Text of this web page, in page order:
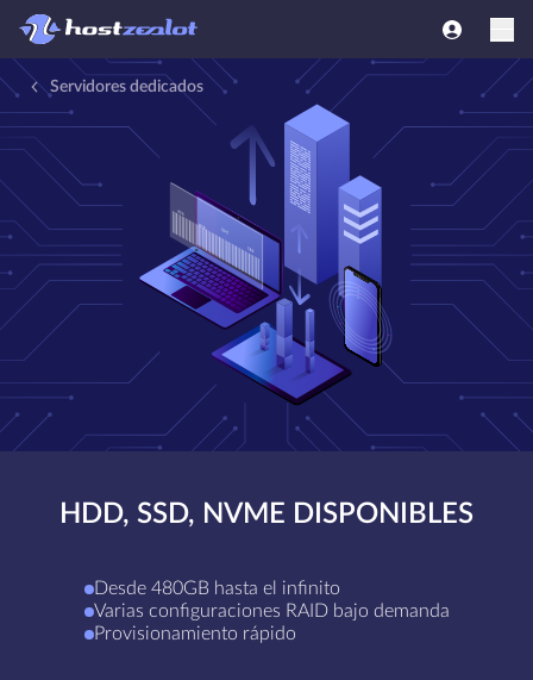
Servidores dedicados
HDD, SSD, NVME DISPONIBLES
Desde 480GB hasta el infinito
Varias configuraciones RAID bajo demanda
Provisionamiento rápido